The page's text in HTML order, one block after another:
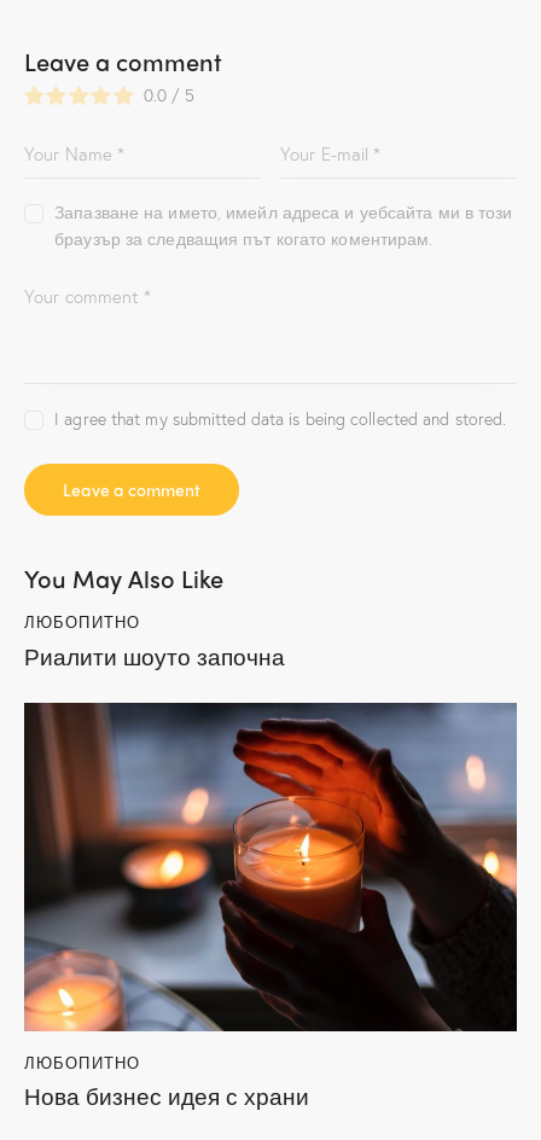
Leave a comment
0.0 / 5
Запазване на името, имейл адреса и уебсайта ми в този
браузър за следващия път когато коментирам.
I agree that my submitted data is being collected and stored.
You May Also Like
ЛЮБОПИТНО
Риалити шоуто започна
ЛЮБОПИТНО
Нова бизнес идея с храни